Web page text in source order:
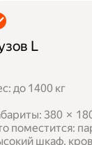
L
до 1400 кг
380 ×
поместится:
шкаф,